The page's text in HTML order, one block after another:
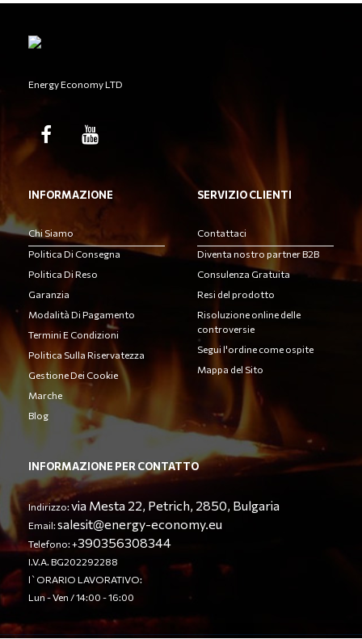
Energy Economy LTD
INFORMAZIONE
Chi Siamo
Politica Di Consegna
Politica Di Reso
Garanzia
Modalità Di Pagamento
Termini E Condizioni
Politica Sulla Riservatezza
Gestione Dei Cookie
Marche
Blog
SERVIZIO CLIENTI
Contattaci
Diventa nostro partner B2B
Consulenza Gratuita
Resi del prodotto
Risoluzione online delle
controversie
Segui l'ordine come ospite
Mappa del Sito
INFORMAZIONE PER CONTATTO
Indirizzo:via Mesta 22, Petrich, 2850, Bulgaria
Email:salesit@energy-economy.eu
Telefono: +390356308344
I.V.A. BG202292288
l`ORARIO LAVORATIVO:
Lun - Ven / 14:00 - 16:00